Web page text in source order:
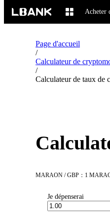
Acheter
Page d'accueil
/
Calculateur de
/
Calculateur de taux
MARAON / GBP：1
Je dépenserai